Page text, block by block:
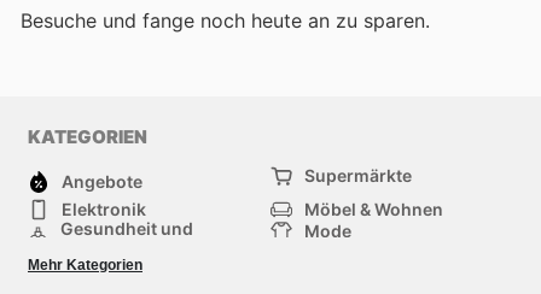
Besuche und fange noch heute an zu sparen.
KATEGORIEN
Angebote
Supermärkte
Elektronik
Möbel & Wohnen
Gesundheit und
Mode
Sportartikel und
Sportbekleidung
Mehr Kategorien